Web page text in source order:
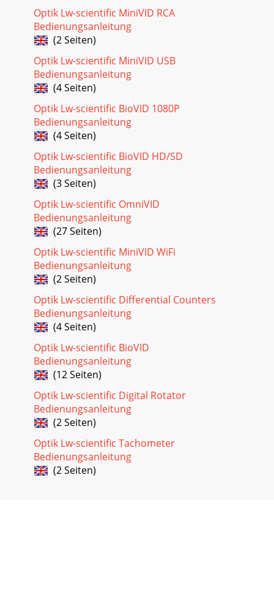
Optik Lw-scientific MiniVID RCA
Bedienungsanleitung
(2 Seiten)
Optik Lw-scientific MiniVID USB
Bedienungsanleitung
(4 Seiten)
Optik Lw-scientific BioVID 1080P
Bedienungsanleitung
(4 Seiten)
Optik Lw-scientific BioVID HD/SD
Bedienungsanleitung
(3 Seiten)
Optik Lw-scientific OmniVID
Bedienungsanleitung
(27 Seiten)
Optik Lw-scientific MiniVID WiFi
Bedienungsanleitung
(2 Seiten)
Optik Lw-scientific Differential Counters
Bedienungsanleitung
(4 Seiten)
Optik Lw-scientific BioVID
Bedienungsanleitung
(12 Seiten)
Optik Lw-scientific Digital Rotator
Bedienungsanleitung
(2 Seiten)
Optik Lw-scientific Tachometer
Bedienungsanleitung
(2 Seiten)